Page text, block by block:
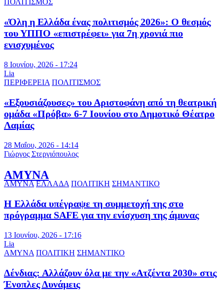
ΠΟΛΙΤΙΣΜΟΣ
«Όλη η Ελλάδα ένας πολιτισμός 2026»: Ο θεσμός
του ΥΠΠΟ «επιστρέφει» για 7η χρονιά πιο
ενισχυμένος
8 Ιουνίου, 2026 - 17:24
Lia
ΠΕΡΙΦΕΡΕΙΑ ΠΟΛΙΤΙΣΜΟΣ
«Εξουσιάζουσες» του Αριστοφάνη από τη θεατρική
ομάδα «Πρόβα» 6-7 Ιουνίου στο Δημοτικό Θέατρο
Λαμίας
28 Μαΐου, 2026 - 14:14
Γιώργος Στεργιόπουλος
ΑΜΥΝΑ
ΑΜΥΝΑ ΕΛΛΑΔΑ ΠΟΛΙΤΙΚΗ ΣΗΜΑΝΤΙΚΟ
Η Ελλάδα υπέγραψε τη συμμετοχή της στο
πρόγραμμα SAFE για την ενίσχυση της άμυνας
13 Ιουνίου, 2026 - 17:16
Lia
ΑΜΥΝΑ ΠΟΛΙΤΙΚΗ ΣΗΜΑΝΤΙΚΟ
Δένδιας: Αλλάζουν όλα με την «Ατζέντα 2030» στις
Ένοπλες Δυνάμεις